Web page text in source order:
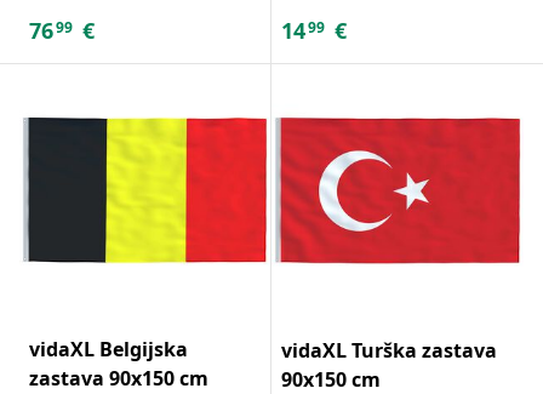
7699 € 1499 €
vidaXL Belgijska
zastava 90x150 cm
vidaXL Turška zastava
90x150 cm